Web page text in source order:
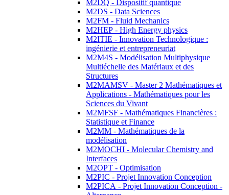
M2DQ - Dispositif quantique
M2DS - Data Sciences
M2FM - Fluid Mechanics
M2HEP - High Energy physics
M2ITIE - Innovation Technologique :
ingénierie et entrepreneuriat
M2M4S - Modélisation Multiphysique
Multiéchelle des Matériaux et des
Structures
M2MAMSV - Master 2 Mathématiques et
Applications - Mathématiques pour les
Sciences du Vivant
M2MFSF - Mathématiques Financières :
Statistique et Finance
M2MM - Mathématiques de la
modélisation
M2MOCHI - Molecular Chemistry and
Interfaces
M2OPT - Optimisation
M2PIC - Projet Innovation Conception
M2PICA - Projet Innovation Conception -